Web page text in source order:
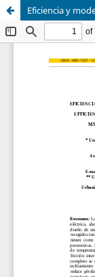
Eficiencia y